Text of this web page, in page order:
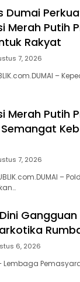
Dumai
Merah Putih
Rakyat
7, 2026
–
Merah Putih
7, 2026
–
6, 2026
Lembaga